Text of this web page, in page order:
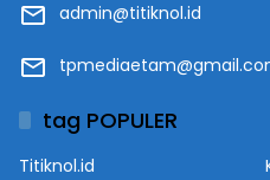
admin@titiknol.id
tag POPULER
Titiknol.id